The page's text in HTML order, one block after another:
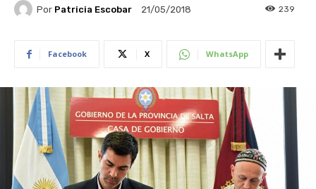
Por Patricia Escobar 21/05/2018 239
Facebook X WhatsApp